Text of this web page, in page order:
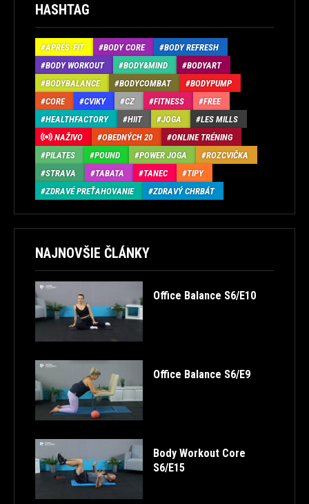
HASHTAG
APRÉS-FIT BODY CORE
BODY REFRESH
BODY WORKOUT
BODY&MIND
BODYART
BODYBALANCE
BODYCOMBAT
BODYPUMP
CORE
CVIKY CZ FITNESS
FREE
HEALTHFACTORY
HIIT JOGA
LES MILLS
NAŽIVO
OBEDNÝCH 20
ONLINE TRÉNING
PILATES
POUND POWER JOGA
ROZCVIČKA
STRAVA
TABATA TANEC
TIPY
ZDRAVÉ PREŤAHOVANIE
ZDRAVÝ CHRBÁT
NAJNOVŠIE ČLÁNKY
Office Balance S6/E10
Office Balance S6/E9
Body Workout Core
S6/E15